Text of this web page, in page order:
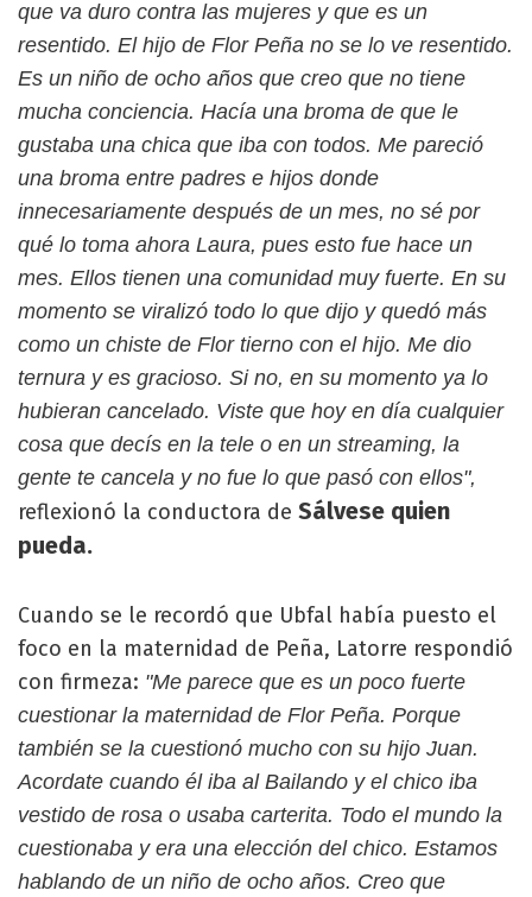
que va duro contra las mujeres y que es un
resentido. El hijo de Flor Peña no se lo ve resentido.
Es un niño de ocho años que creo que no tiene
mucha conciencia. Hacía una broma de que le
gustaba una chica que iba con todos. Me pareció
una broma entre padres e hijos donde
innecesariamente después de un mes, no sé por
qué lo toma ahora Laura, pues esto fue hace un
mes. Ellos tienen una comunidad muy fuerte. En su
momento se viralizó todo lo que dijo y quedó más
como un chiste de Flor tierno con el hijo. Me dio
ternura y es gracioso. Si no, en su momento ya lo
hubieran cancelado. Viste que hoy en día cualquier
cosa que decís en la tele o en un streaming, la
gente te cancela y no fue lo que pasó con ellos",
reflexionó la conductora de Sálvese quien
pueda.
Cuando se le recordó que Ubfal había puesto el
foco en la maternidad de Peña, Latorre respondió
con firmeza: "Me parece que es un poco fuerte
cuestionar la maternidad de Flor Peña. Porque
también se la cuestionó mucho con su hijo Juan.
Acordate cuando él iba al Bailando y el chico iba
vestido de rosa o usaba carterita. Todo el mundo la
cuestionaba y era una elección del chico. Estamos
hablando de un niño de ocho años. Creo que